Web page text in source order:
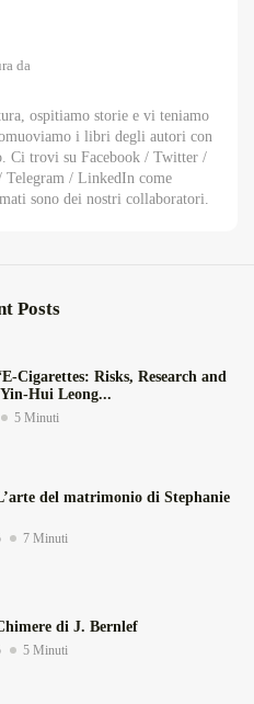
da
ospitiamo storie e vi teniamo
i libri degli autori con
Ci trovi su Facebook / Twitter /
Telegram / LinkedIn come
sono dei nostri collaboratori.
Posts
Risks, Research and
Leong...
5 Minuti
del matrimonio di Stephanie
7 Minuti
di J. Bernlef
5 Minuti